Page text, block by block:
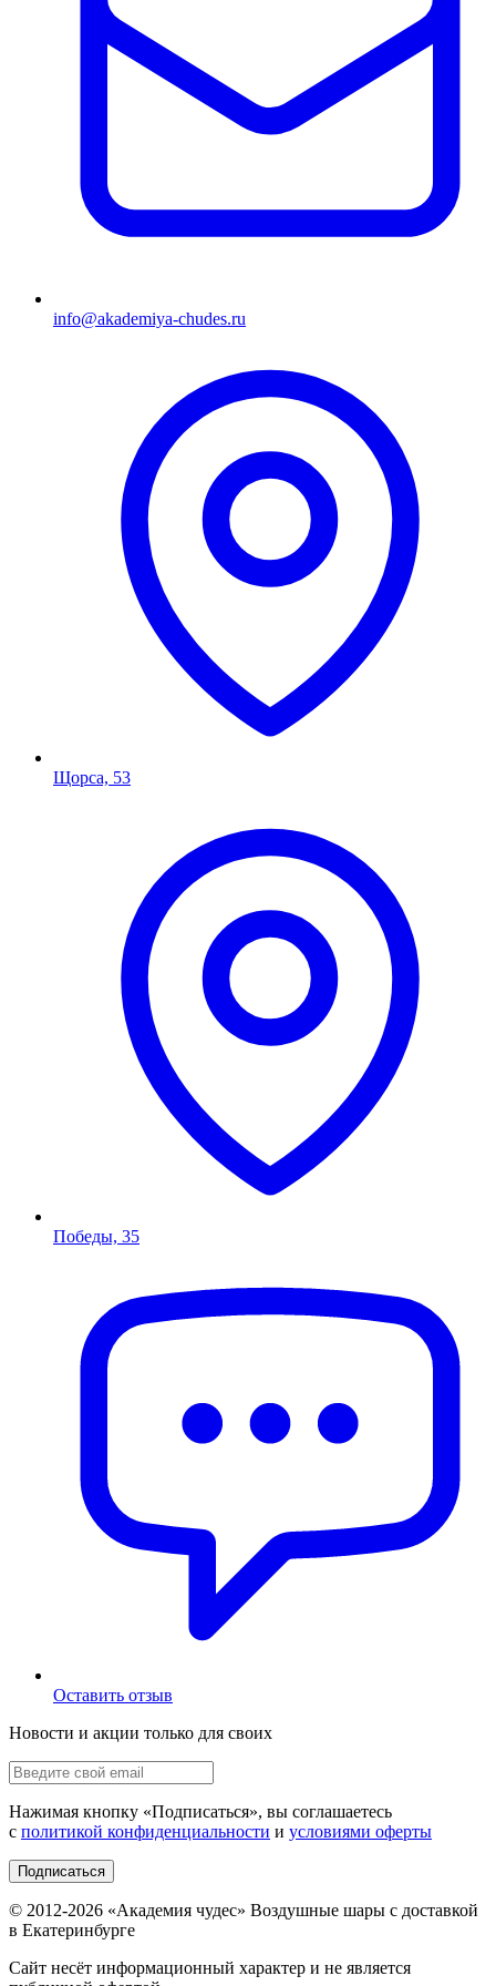
info@akademiya-chudes.ru
Щорса, 53
Победы, 35
Оставить отзыв
Новости и акции только для своих
Нажимая кнопку «Подписаться», вы соглашаетесь
с политикой конфиденциальности и условиями оферты
Подписаться
© 2012-2026 «Академия чудес» Воздушные шары с доставкой
в Екатеринбурге
Сайт несёт информационный характер и не является